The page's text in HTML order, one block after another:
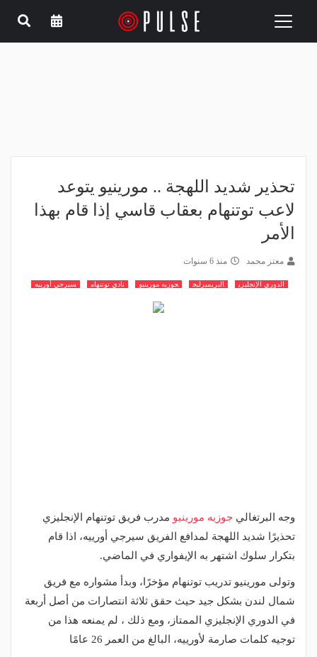
Toggle
تحذير شديد اللهجة .. مورينيو يتوعد
لاعب توتنهام بعقاب قاسي إذا قام بهذا
الأمر
معتز محمد منذ 6 سنوات
الدوري الإنجليزي البريميرليج جوزيه مورينيو نادي توتنهام سيرجي أورييه
وجه البرتغالي جوزيه مورينيو مدرب فريق توتنهام الإنجليزي
تحذيرًا شديد اللهجة لمدافع الفريق سيرجي أورييه، اذا قام
بتكرار سلوك اشتهر به الإيفواري في الماضي.
وتولى مورينيو تدريب توتنهام مؤخرًا، وبدأ مشواره مع فريق
شمال لندن بشكل جيد حيث حقق ثلاثة انتصارات من أصل أربعة
في الدوري الإنجليزي الممتاز، ومع ذلك ، لم يمنعه هذا من
توجيه كلمات صارمة لأورييه، البالغ من العمر 26 عامًا